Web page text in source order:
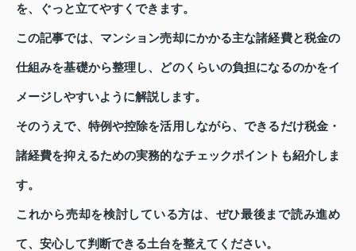
を、ぐっと立てやすくできます。
この記事では、マンション売却にかかる主な諸経費と税金の
仕組みを基礎から整理し、どのくらいの負担になるのかをイ
メージしやすいように解説します。
そのうえで、特例や控除を活用しながら、できるだけ税金・
諸経費を抑えるための実務的なチェックポイントも紹介しま
す。
これから売却を検討している方は、ぜひ最後まで読み進め
て、安心して判断できる土台を整えてください。